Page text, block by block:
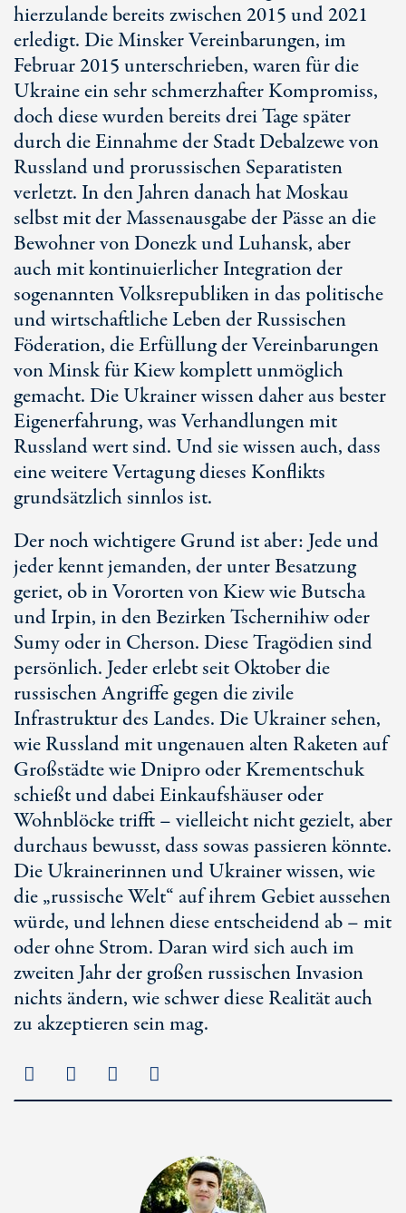
hierzulande bereits zwischen 2015 und 2021
erledigt. Die Minsker Vereinbarungen, im
Februar 2015 unterschrieben, waren für die
Ukraine ein sehr schmerzhafter Kompromiss,
doch diese wurden bereits drei Tage später
durch die Einnahme der Stadt Debalzewe von
Russland und prorussischen Separatisten
verletzt. In den Jahren danach hat Moskau
selbst mit der Massenausgabe der Pässe an die
Bewohner von Donezk und Luhansk, aber
auch mit kontinuierlicher Integration der
sogenannten Volksrepubliken in das politische
und wirtschaftliche Leben der Russischen
Föderation, die Erfüllung der Vereinbarungen
von Minsk für Kiew komplett unmöglich
gemacht. Die Ukrainer wissen daher aus bester
Eigenerfahrung, was Verhandlungen mit
Russland wert sind. Und sie wissen auch, dass
eine weitere Vertagung dieses Konflikts
grundsätzlich sinnlos ist.
Der noch wichtigere Grund ist aber: Jede und
jeder kennt jemanden, der unter Besatzung
geriet, ob in Vororten von Kiew wie Butscha
und Irpin, in den Bezirken Tschernihiw oder
Sumy oder in Cherson. Diese Tragödien sind
persönlich. Jeder erlebt seit Oktober die
russischen Angriffe gegen die zivile
Infrastruktur des Landes. Die Ukrainer sehen,
wie Russland mit ungenauen alten Raketen auf
Großstädte wie Dnipro oder Krementschuk
schießt und dabei Einkaufshäuser oder
Wohnblöcke trifft – vielleicht nicht gezielt, aber
durchaus bewusst, dass sowas passieren könnte.
Die Ukrainerinnen und Ukrainer wissen, wie
die „russische Welt“ auf ihrem Gebiet aussehen
würde, und lehnen diese entscheidend ab – mit
oder ohne Strom. Daran wird sich auch im
zweiten Jahr der großen russischen Invasion
nichts ändern, wie schwer diese Realität auch
zu akzeptieren sein mag.